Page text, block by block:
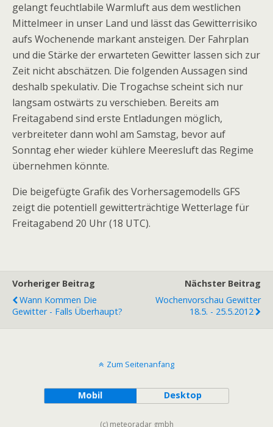
gelangt feuchtlabile Warmluft aus dem westlichen
Mittelmeer in unser Land und lässt das Gewitterrisiko
aufs Wochenende markant ansteigen. Der Fahrplan
und die Stärke der erwarteten Gewitter lassen sich zur
Zeit nicht abschätzen. Die folgenden Aussagen sind
deshalb spekulativ. Die Trogachse scheint sich nur
langsam ostwärts zu verschieben. Bereits am
Freitagabend sind erste Entladungen möglich,
verbreiteter dann wohl am Samstag, bevor auf
Sonntag eher wieder kühlere Meeresluft das Regime
übernehmen könnte.
Die beigefügte Grafik des Vorhersagemodells GFS
zeigt die potentiell gewitterträchtige Wetterlage für
Freitagabend 20 Uhr (18 UTC).
Vorheriger Beitrag
Wann Kommen Die
Gewitter - Falls Überhaupt?
Nächster Beitrag
Wochenvorschau Gewitter
18.5. - 25.5.2012
Zum Seitenanfang
Mobil Desktop
(c) meteoradar gmbh